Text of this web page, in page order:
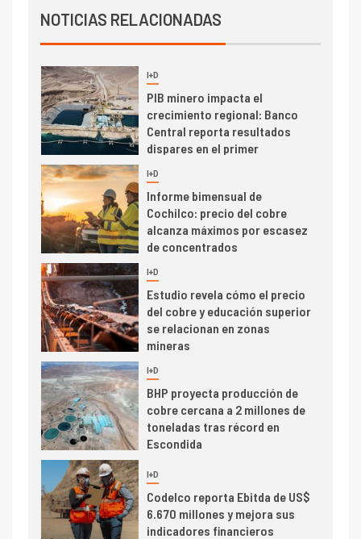
NOTICIAS RELACIONADASProducción minera en mayo de
2026 cae 10,6%
3 I+D
PIB minero impacta el
crecimiento regional: Banco
Central reporta resultados
dispares en el primer
4 I+D
Informe bimensual de
Cochilco: precio del cobre
alcanza máximos por escasez
de concentrados
5 I+D
Estudio revela cómo el precio
del cobre y educación superior
se relacionan en zonas
mineras
6 I+D
BHP proyecta producción de
cobre cercana a 2 millones de
toneladas tras récord en
Escondida
I+D
Codelco reporta Ebitda de US$
6.670 millones y mejora sus
indicadores financieros